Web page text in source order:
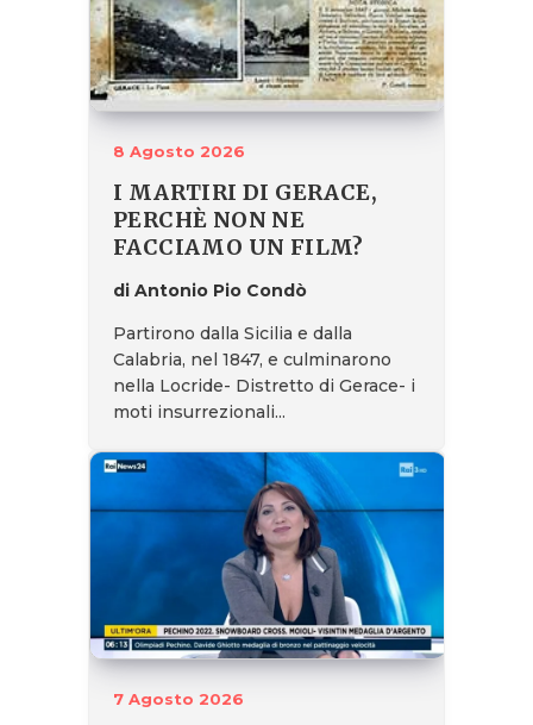
8 Agosto 2026
I MARTIRI DI GERACE,
PERCHÈ NON NE
FACCIAMO UN FILM?
di Antonio Pio Condò
Partirono dalla Sicilia e dalla
Calabria, nel 1847, e culminarono
nella Locride- Distretto di Gerace- i
moti insurrezionali...
7 Agosto 2026